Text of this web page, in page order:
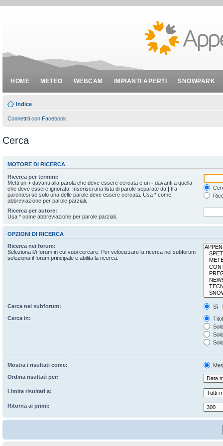
HOME METEO WEBCAM IMPIANTI APERTI SNOWPARK
Indice
Connettiti con Facebook
Cerca
MOTORE DI RICERCA
Ricerca per termini:
Metti un + davanti alla parola che deve essere cercata e un - davanti a quella
che deve essere ignorata. Inserisci una lista di parole separate da | tra
parentesi se solo una delle parole deve essere cercata. Usa * come
abbreviazione per parole parziali.
Ricerca per autore:
Usa * come abbreviazione per parole parziali.
OPZIONI DI RICERCA
Ricerca nei forum:
Seleziona il/i forum in cui vuoi cercare. Per velocizzare la ricerca nei subforum
seleziona il forum principale e abilita la ricerca.
Cerca nei subforum:
Sì
Cerca in:
Mostra i risultati come:
Ordina risultati per:
Limita risultati a:
Ritorna ai primi: